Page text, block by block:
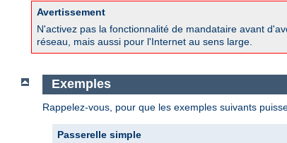
Avertissement
N'activez pas la fonctionnalité de mandataire avant
réseau, mais aussi pour l'Internet au sens large.
Exemples
Rappelez-vous, pour que les exemples suivants
Passerelle simple